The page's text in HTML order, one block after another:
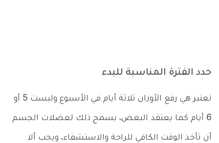
حدد الفترة المناسبة للبدء
تعتبر هي رفع الأوزان ثلاثة أيام في الأسبوع وليست 5 أو
6 أيام كما يعتقد البعض، يسمح ذلك لعضلات الجسم
أن تأخذ الوقت الكافي للراحة والاستشفاء، ويجب ألا